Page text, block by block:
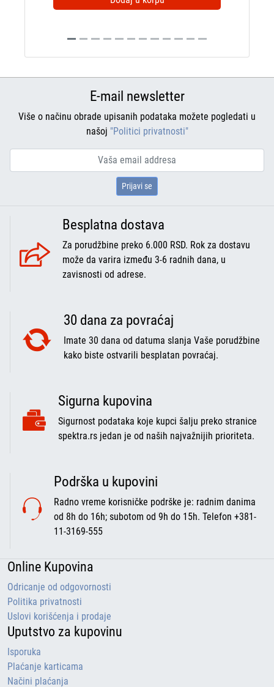
E-mail newsletter
Više o načinu obrade upisanih podataka možete pogledati u
našoj "Politici privatnosti"
Prijavi se
Besplatna dostava
Za porudžbine preko 6.000 RSD. Rok za dostavu
može da varira između 3-6 radnih dana, u
zavisnosti od adrese.
30 dana za povraćaj
Imate 30 dana od datuma slanja Vaše porudžbine
kako biste ostvarili besplatan povraćaj.
Sigurna kupovina
Sigurnost podataka koje kupci šalju preko stranice
spektra.rs jedan je od naših najvažnijih prioriteta.
Podrška u kupovini
Radno vreme korisničke podrške je: radnim danima
od 8h do 16h; subotom od 9h do 15h. Telefon +381-
11-3169-555
Online Kupovina
Odricanje od odgovornosti
Politika privatnosti
Uslovi korišćenja i prodaje
Uputstvo za kupovinu
Isporuka
Plaćanje karticama
Načini plaćanja